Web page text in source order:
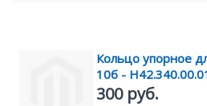
Кольцо упорное
10б -
300 руб.